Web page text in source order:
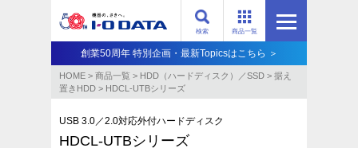
商品一覧
検索
創業50周年 特別企画・最新Topicsはこちら ＞
HOME > 商品一覧 > HDD（ハードディスク）／SSD > 据え
置きHDD > HDCL-UTBシリーズ
USB 3.0／2.0対応外付ハードディスク
HDCL-UTBシリーズ